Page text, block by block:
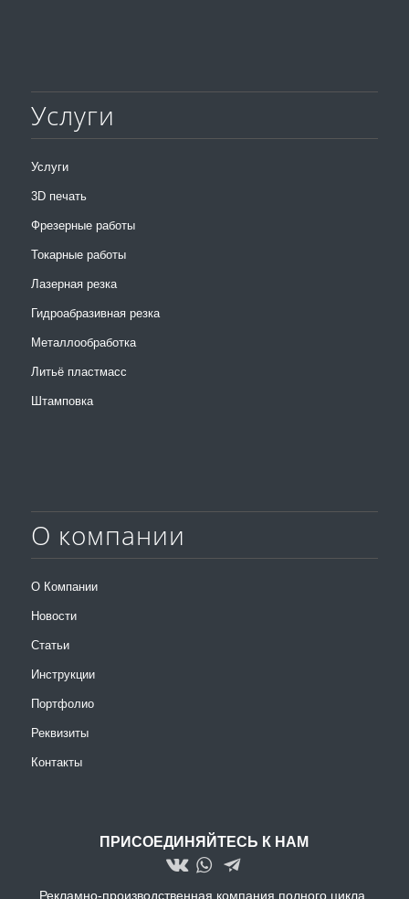
Услуги
Услуги
3D печать
Фрезерные работы
Токарные работы
Лазерная резка
Гидроабразивная резка
Металлообработка
Литьё пластмасс
Штамповка
О компании
О Компании
Новости
Статьи
Инструкции
Портфолио
Реквизиты
Контакты
ПРИСОЕДИНЯЙТЕСЬ К НАМ
Рекламно-производственная компания полного цикла.